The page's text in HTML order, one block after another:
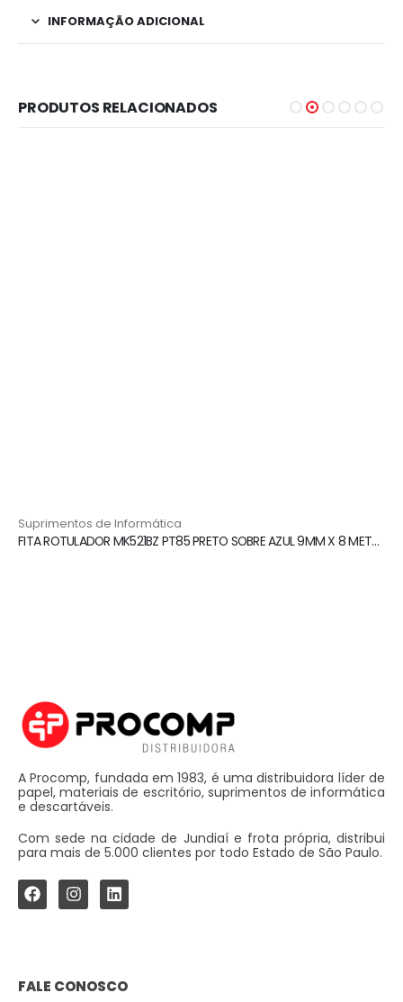
INFORMAÇÃO ADICIONAL
PRODUTOS RELACIONADOS
⁠Suprimentos de Informática
FITA ROTULADOR MK521BZ PT85 PRETO SOBRE AZUL 9MM X 8 METROS BROTHER
A Procomp, fundada em 1983, é uma distribuidora líder de
papel, materiais de escritório, suprimentos de informática
e descartáveis.
Com sede na cidade de Jundiaí e frota própria, distribui
para mais de 5.000 clientes por todo Estado de São Paulo.
FALE CONOSCO